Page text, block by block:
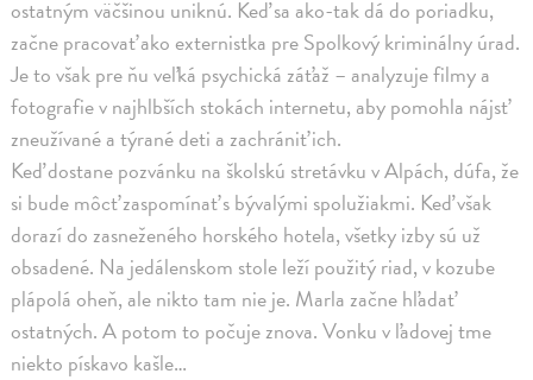
ostatným väčšinou uniknú. Keď sa ako-tak dá do poriadku,
začne pracovať ako externistka pre Spolkový kriminálny úrad.
Je to však pre ňu veľká psychická záťaž – analyzuje filmy a
fotografie v najhlbších stokách internetu, aby pomohla nájsť
zneužívané a týrané deti a zachrániť ich.
Keď dostane pozvánku na školskú stretávku v Alpách, dúfa, že
si bude môcť zaspomínať s bývalými spolužiakmi. Keď však
dorazí do zasneženého horského hotela, všetky izby sú už
obsadené. Na jedálenskom stole leží použitý riad, v kozube
plápolá oheň, ale nikto tam nie je. Marla začne hľadať
ostatných. A potom to počuje znova. Vonku v ľadovej tme
niekto pískavo kašle…